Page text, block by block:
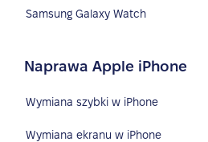
Samsung Galaxy Watch
Naprawa Apple iPhone
Wymiana szybki w iPhone
Wymiana ekranu w iPhone